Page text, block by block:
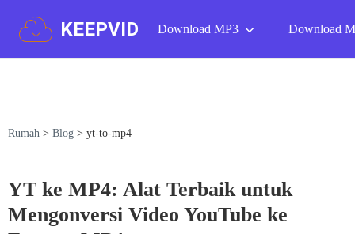
KEEPVID Download MP3 Download
Rumah > Blog > yt-to-mp4
YT ke MP4: Alat Terbaik untuk
Mengonversi Video YouTube ke